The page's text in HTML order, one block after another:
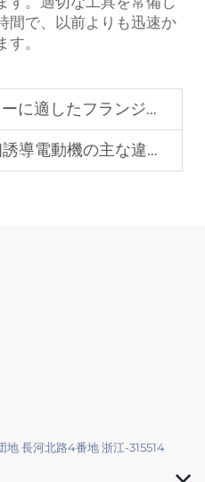
間で、以前よりも迅速か
。
フランジサイズを選定する方法
動機の主な違いは何ですか
地 長河北路4番地 浙江-315514